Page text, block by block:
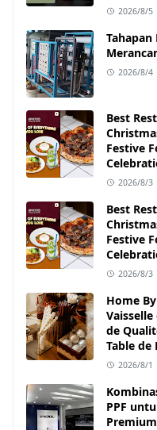
2026/8/5
Tahapan
2026/8/4
Best
Festive
2026/8/3
Best
Festive
2026/8/3
Home
de
Table de
2026/8/1
PPF
Premium